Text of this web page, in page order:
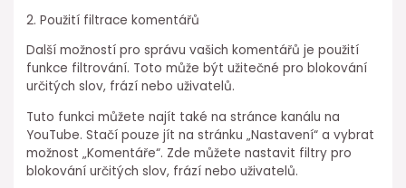
2. Použití filtrace komentářů
Další možností pro správu vašich komentářů je použití
funkce filtrování. Toto může být užitečné pro blokování
určitých slov, frází nebo uživatelů.
Tuto funkci můžete najít také na stránce kanálu na
YouTube. Stačí pouze jít na stránku „Nastavení“ a vybrat
možnost „Komentáře“. Zde můžete nastavit filtry pro
blokování určitých slov, frází nebo uživatelů.